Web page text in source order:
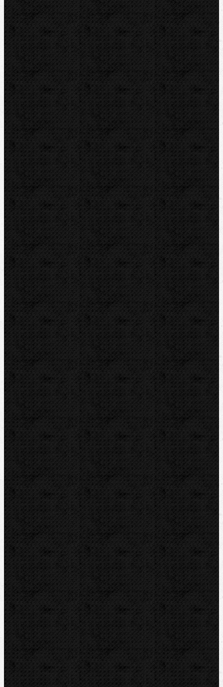
Drážkovače
Pily
Tlakové pumpy
Čističky kanalizace
Odvápňovací systémy
Klimatizační technika
Vysoušení, odvlhčování
Zmrazovací zařízení
Vrtání a frézy
Elektomontážní nářadí
Lokalizace a trasování
Značky
RIDGID
BERNZOMATIC
NIPO
ROTHENBERGER
REMS
VIRAX
LEISTER
CBC